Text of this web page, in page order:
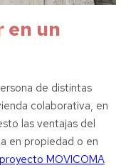
en un
de distintas
colaborativa, en
las ventajas del
en propiedad o en
proyecto MOVICOMA